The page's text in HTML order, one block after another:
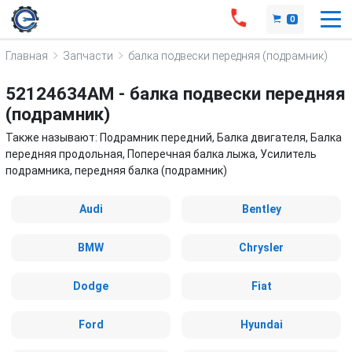
0
Главная Запчасти балка подвески передняя (подрамник)
52124634AM - балка подвески передняя
(подрамник)
Также называют: Подрамник передний, Балка двигателя, Балка
передняя продольная, Поперечная балка лыжа, Усилитель
подрамника, передняя балка (подрамник)
Audi Bentley
BMW Chrysler
Dodge Fiat
Ford Hyundai